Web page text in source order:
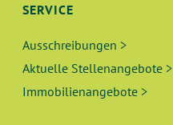
SERVICE
Ausschreibungen >
Aktuelle Stellenangebote >
Immobilienangebote >